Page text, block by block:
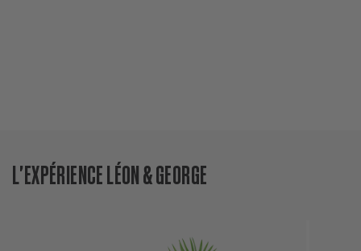
L'EXPÉRIENCE LÉON & GEORGE